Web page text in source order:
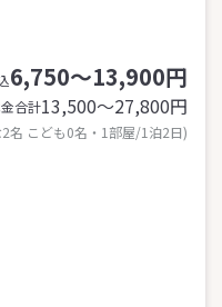
6,750～13,900円
合計13,500〜27,800円
名 こども0名・1部屋/1泊2日)